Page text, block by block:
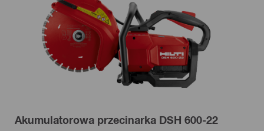
Akumulatorowa przecinarka DSH 600-22